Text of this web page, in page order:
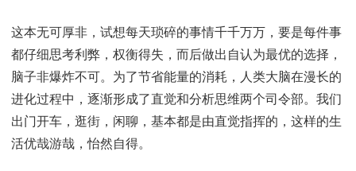
这本无可厚非，试想每天琐碎的事情千千万万，要是每
都仔细思考利弊，权衡得失，而后做出自认为最优的选